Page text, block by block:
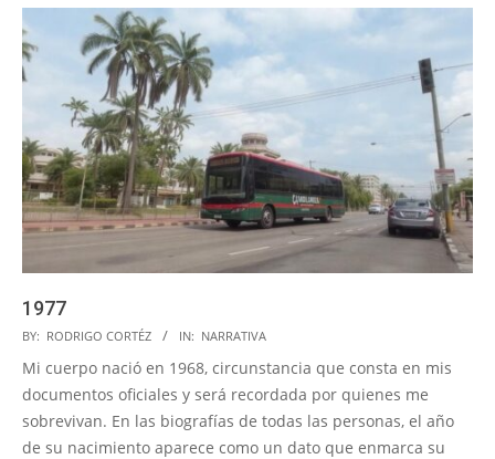
1977
2025-
07-
08
BY: RODRIGO CORTÉZ IN: NARRATIVA
Mi cuerpo nació en 1968, circunstancia que consta en mis
documentos oficiales y será recordada por quienes me
sobrevivan. En las biografías de todas las personas, el año
de su nacimiento aparece como un dato que enmarca su